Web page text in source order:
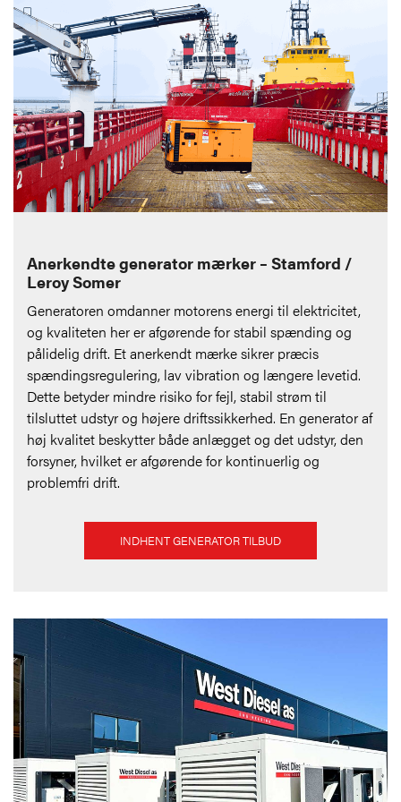
Anerkendte generator mærker – Stamford /
Leroy Somer
Generatoren omdanner motorens energi til elektricitet,
og kvaliteten her er afgørende for stabil spænding og
pålidelig drift. Et anerkendt mærke sikrer præcis
spændingsregulering, lav vibration og længere levetid.
Dette betyder mindre risiko for fejl, stabil strøm til
tilsluttet udstyr og højere driftssikkerhed. En generator af
høj kvalitet beskytter både anlægget og det udstyr, den
forsyner, hvilket er afgørende for kontinuerlig og
problemfri drift.
INDHENT GENERATOR TILBUD